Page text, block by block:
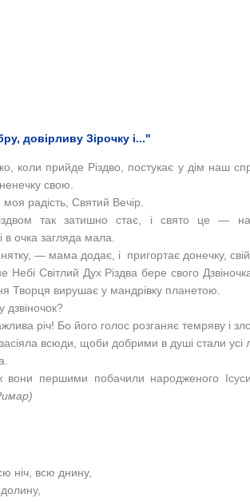
довірливу Зірочку і..."
коли прийде Різдво, постукає у дім наш
свою.
радість, Святий Вечір.
так затишно стає, і свято це—
в очка загляда мала.
— мама додає, і пригортає донечку, свій
Небі Світлий Дух Різдва бере свого
Творця вирушає у мандрівку планетою.
дзвіночок?
річ! Бо його голос розганяє темряву і
всюди, щоби добрими в душі стали усі
вони першими побачили народженого
ніч, всю днину,